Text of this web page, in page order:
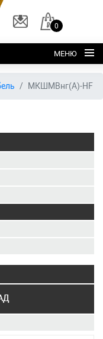
0
МЕНЮ
МКШМВнг(А)-HF